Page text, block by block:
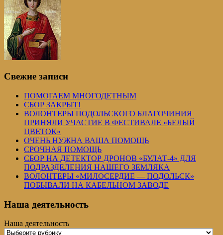
Свежие записи
ПОМОГАЕМ МНОГОДЕТНЫМ
СБОР ЗАКРЫТ!
ВОЛОНТЕРЫ ПОДОЛЬСКОГО БЛАГОЧИНИЯ
ПРИНЯЛИ УЧАСТИЕ В ФЕСТИВАЛЕ «БЕЛЫЙ
ЦВЕТОК»
ОЧЕНЬ НУЖНА ВАША ПОМОЩЬ
СРОЧНАЯ ПОМОЩЬ
СБОР НА ДЕТЕКТОР ДРОНОВ «БУЛАТ-4» ДЛЯ
ПОДРАЗДЕЛЕНИЯ НАШЕГО ЗЕМЛЯКА
ВОЛОНТЕРЫ «МИЛОСЕРДИЕ — ПОДОЛЬСК»
ПОБЫВАЛИ НА КАБЕЛЬНОМ ЗАВОДЕ
Наша деятельность
Наша деятельность